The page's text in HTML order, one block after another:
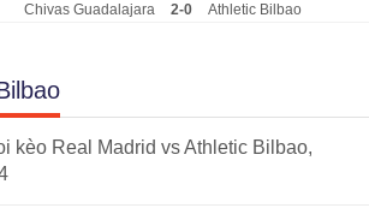
Chivas Guadalajara 2-0 Athletic Bilbao
kèo Real Madrid vs Athletic Bilbao,